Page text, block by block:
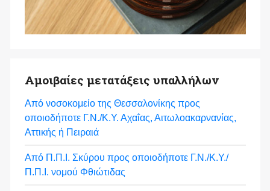
Αμοιβαίες μετατάξεις υπαλλήλων
Από νοσοκομείο της Θεσσαλονίκης προς
οποιοδήποτε Γ.Ν./Κ.Υ. Αχαΐας, Αιτωλοακαρνανίας,
Αττικής ή Πειραιά
Από Π.Π.Ι. Σκύρου προς οποιοδήποτε Γ.Ν./Κ.Υ./
Π.Π.Ι. νομού Φθιώτιδας